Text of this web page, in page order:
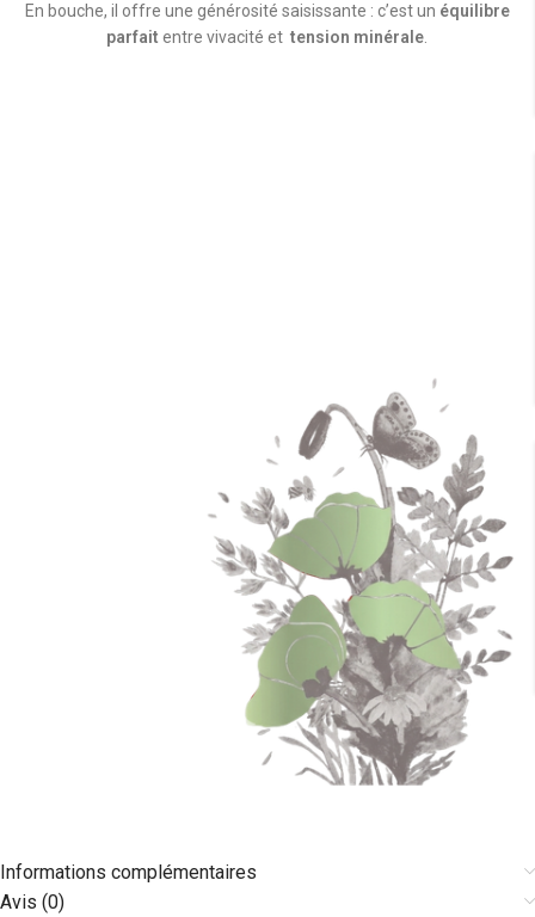
En bouche, il offre une générosité saisissante : c’est un équilibre
parfait entre vivacité ettension minérale
Informations complémentaires
Avis (0)